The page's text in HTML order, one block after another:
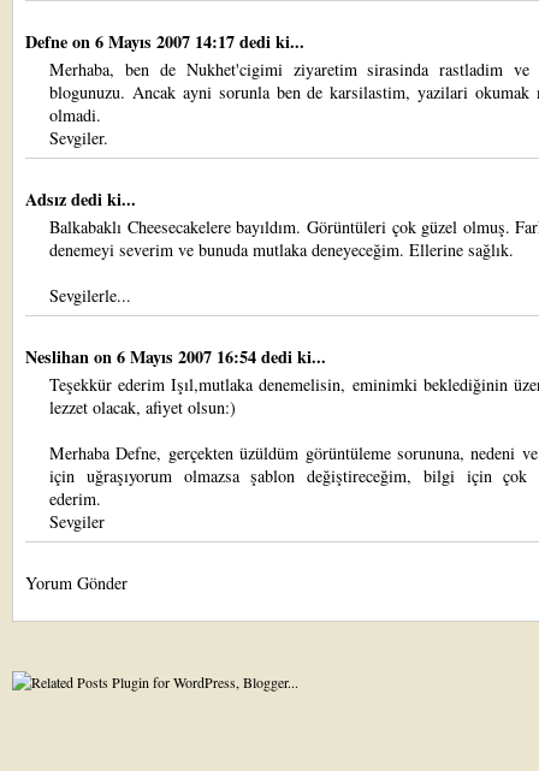
Defneon 6 Mayıs 2007 14:17 dedi ki...
Merhaba, ben de Nukhet'cigimi ziyaretim sirasinda rastladim ve
blogunuzu. Ancak ayni sorunla ben de karsilastim, yazilari okumak
olmadi.
Sevgiler.
Adsız dedi ki...
Balkabaklı Cheesecakelere bayıldım. Görüntüleri çok güzel olmuş.
denemeyi severim ve bunuda mutlaka deneyeceğim. Ellerine sağlık.
Sevgilerle...
Neslihanon 6 Mayıs 2007 16:54 dedi ki...
Teşekkür ederim Işıl,mutlaka denemelisin, eminimki beklediğinin
lezzet olacak, afiyet olsun:)
Merhaba Defne, gerçekten üzüldüm görüntüleme sorununa, nedeni
için uğraşıyorum olmazsa şablon değiştireceğim, bilgi için çok
ederim.
Sevgiler
Yorum Gönder